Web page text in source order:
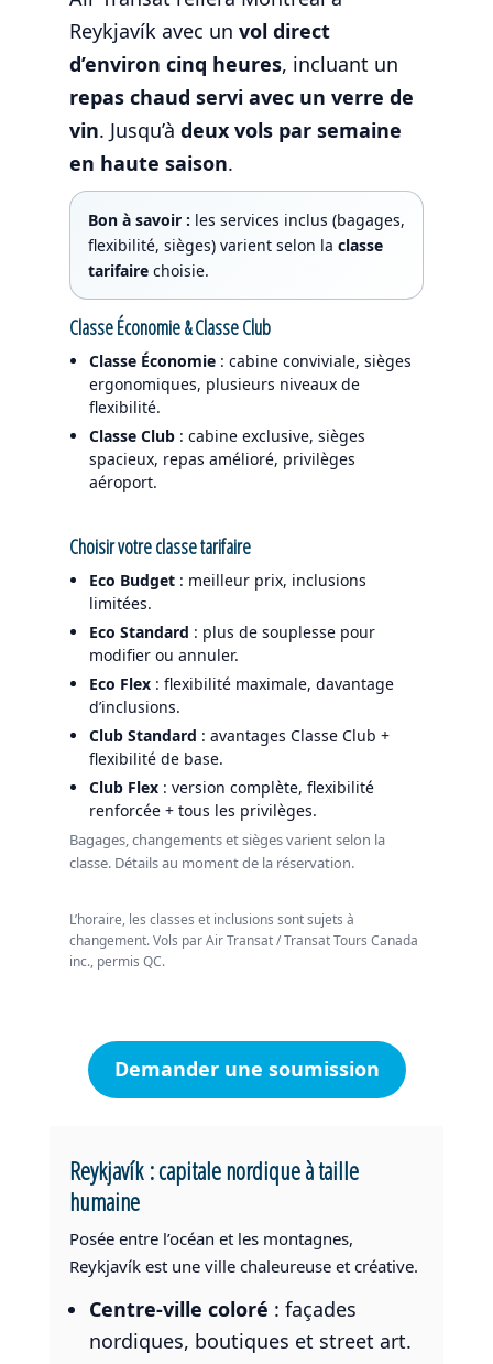
Reykjavík avec un vol direct
d’environ cinq heures, incluant un
repas chaud servi avec un verre de
vin. Jusqu’à deux vols par semaine
en haute saison.
Bon à savoir : les services inclus (bagages,
flexibilité, sièges) varient selon la classe
tarifairechoisie.
Classe Économie & Classe Club
Classe Économie: cabine conviviale, sièges
ergonomiques, plusieurs niveaux de
flexibilité.
Classe Club: cabine exclusive, sièges
spacieux, repas amélioré, privilèges
aéroport.
Choisir votre classe tarifaire
Eco Budget: meilleur prix, inclusions
limitées.
Eco Standard : plus de souplesse pour
modifier ou annuler.
Eco Flex: flexibilité maximale, davantage
d’inclusions.
Club Standard : avantages Classe Club +
flexibilité de base.
Club Flex: version complète, flexibilité
renforcée + tous les privilèges.
Bagages, changements et sièges varient selon la
classe. Détails au moment de la réservation.
L’horaire, les classes et inclusions sont sujets à
changement. Vols par Air Transat / Transat Tours Canada
inc., permis QC.
Demander une soumission
Reykjavík : capitale nordique à taille
humaine
Posée entre l’océan et les montagnes,
Reykjavík est une ville chaleureuse et créative.
Centre-ville coloré : façades
nordiques, boutiques et street art.